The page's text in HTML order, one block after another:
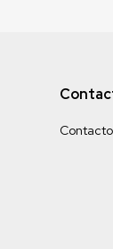
Contacto